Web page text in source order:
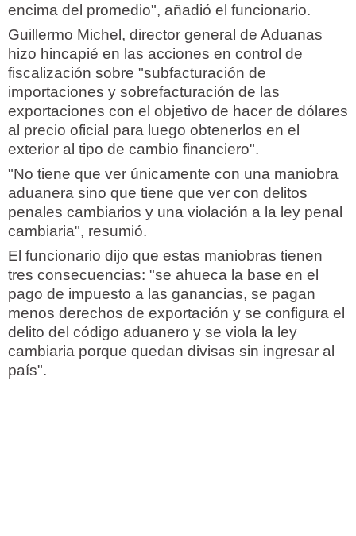
encima del promedio", añadió el funcionario.
Guillermo Michel, director general de Aduanas
hizo hincapié en las acciones en control de
fiscalización sobre "subfacturación de
importaciones y sobrefacturación de las
exportaciones con el objetivo de hacer de dólares
al precio oficial para luego obtenerlos en el
exterior al tipo de cambio financiero".
"No tiene que ver únicamente con una maniobra
aduanera sino que tiene que ver con delitos
penales cambiarios y una violación a la ley penal
cambiaria", resumió.
El funcionario dijo que estas maniobras tienen
tres consecuencias: "se ahueca la base en el
pago de impuesto a las ganancias, se pagan
menos derechos de exportación y se configura el
delito del código aduanero y se viola la ley
cambiaria porque quedan divisas sin ingresar al
país".